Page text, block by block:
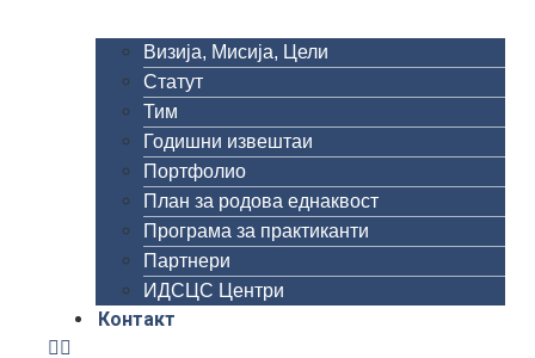
Визија, Мисија, Цели
Статут
Тим
Годишни извештаи
Портфолио
План за родова еднаквост
Програма за практиканти
Партнери
ИДСЦС Центри
Контакт